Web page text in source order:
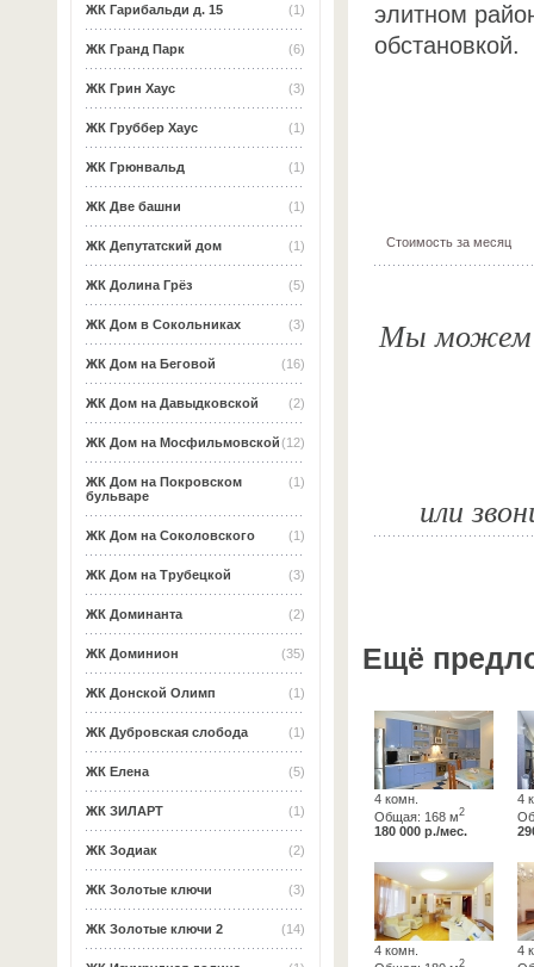
(1)
ЖК Гарибальди д. 15
(6)
ЖК Гранд Парк
(3)
ЖК Грин Хаус
(1)
ЖК Груббер Хаус
(1)
ЖК Грюнвальд
(1)
ЖК Две башни
(1)
ЖК Депутатский дом
(5)
ЖК Долина Грёз
(3)
ЖК Дом в Сокольниках
(16)
ЖК Дом на Беговой
(2)
ЖК Дом на Давыдковской
(12)
ЖК Дом на Мосфильмовской
(1)
ЖК Дом на Покровском
бульваре
(1)
ЖК Дом на Соколовского
(3)
ЖК Дом на Трубецкой
(2)
ЖК Доминанта
(35)
ЖК Доминион
(1)
ЖК Донской Олимп
(1)
ЖК Дубровская слобода
(5)
ЖК Елена
(1)
ЖК ЗИЛАРТ
(2)
ЖК Зодиак
(3)
ЖК Золотые ключи
(14)
ЖК Золотые ключи 2
элитном
обстановкой.
Стоимость за месяц
Мы можем
или
Ещё
4 комн.
Общая: 168 м2
180 000 р./мес.
4
4 комн.
2
4